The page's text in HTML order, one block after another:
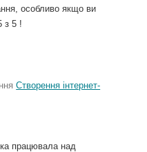
особливо якщо ви
з 5 !
Створення інтернет-
працювала над